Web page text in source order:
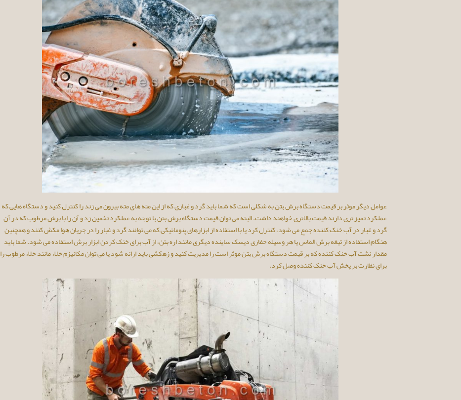
عوامل دیگر موثر بر قیمت دستگاه برش بتن به شکلی است که شما باید گرد و غباری که از این مته های مته بیرون می زند را کنترل کنید و دستگاه هایی که
عملکرد تمیز تری دارند قیمت بالاتری خواهند داشت. البته می توان قیمت دستگاه برش بتن با توجه به عملکرد تخمین زد و آن را با برش مرطوب که در آن
گرد و غبار در آب خنک کننده جمع می شود، کنترل کرد یا با استفاده از ابزارهای پنوماتیکی که می توانند گرد و غبار را در جریان هوا مکش کنند و همچنین
هنگام استفاده از تیغه برش الماس یا هر وسیله حفاری دیسک ساینده دیگری مانند اره بتن، از آب برای خنک کردن ابزار برش استفاده می شود. شما باید
مقدار نشت آب خنک کننده که بر قیمت دستگاه برش بتن موثر است را مدیریت کنید و زهکشی باید ارائه شود یا می توان مکانیزم خلاء مانند خلاء مرطوب را
برای نظارت بر پخش آب خنک کننده وصل کرد.